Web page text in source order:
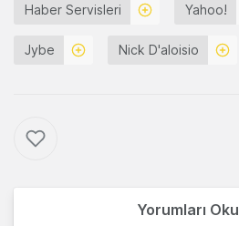
Haber Servisleri Yahoo!
Jybe Nick D'aloisio
Yorumları Oku